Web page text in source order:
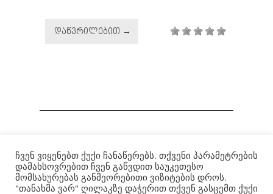
ᲓᲐᲬᲕᲠᲘᲚᲔᲑᲘᲗ →
Institute for War and Peace Reporting|ომისა და მშვიდობის
გაშუქების ინსტიტუტი | © 2007-2022
ჩვენ ვიყენებთ ქუქი ჩანაწერებს. თქვენი პარამეტრების
დამახსოვრებით ჩვენ გაწვდით საუკეთესო
მომსახურებას განმეორებითი ვიზიტების დროს.
"თანახმა ვარ" ღილაკზე დაჭერით თქვენ გასცემთ ქუქი